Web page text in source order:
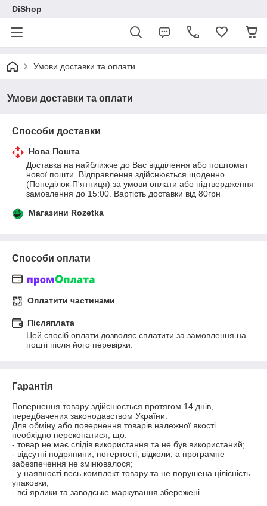
DiShop
Умови доставки та оплати
Умови доставки та оплати
Способи доставки
Нова Пошта
Доставка на найближче до Вас відділення або поштомат
нової пошти. Відправлення здійснюється щоденно
(Понеділок-П'ятниця) за умови оплати або підтвердження
замовлення до 15:00. Вартість доставки від 80грн
Магазини Rozetka
Способи оплати
Оплатити частинами
Післяплата
Цей спосіб оплати дозволяє сплатити за замовлення на
пошті після його перевірки.
Гарантія
Повернення товару здійснюється протягом 14 днів,
передбачених законодавством України.
Для обміну або повернення товарів належної якості
необхідно переконатися, що:
- товар не має слідів використання та не був використаний;
- відсутні подряпини, потертості, відколи, а програмне
забезпечення не змінювалося;
- у наявності весь комплект товару та не порушена цілісність
упаковки;
- всі ярлики та заводське маркування збережені.